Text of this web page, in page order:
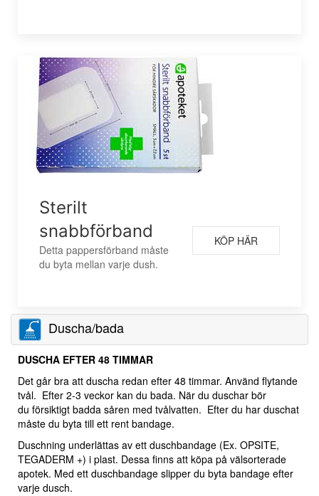
Sterilt
snabbförband
Detta pappersförband måste
du byta mellan varje dush.
KÖP HÄR
Duscha/bada
DUSCHA EFTER 48 TIMMAR
Det går bra att duscha redan efter 48 timmar. Använd flytande
tvål. Efter 2-3 veckor kan du bada. När du duschar bör
du försiktigt badda såren med tvålvatten. Efter du har duschat
måste du byta till ett rent bandage.
Duschning underlättas av ett duschbandage (Ex. OPSITE,
TEGADERM +) i plast. Dessa finns att köpa på välsorterade
apotek. Med ett duschbandage slipper du byta bandage efter
varje dusch.